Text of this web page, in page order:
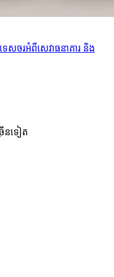
សចរអំពីសេវាធនាគារ និង
ើនទៀត